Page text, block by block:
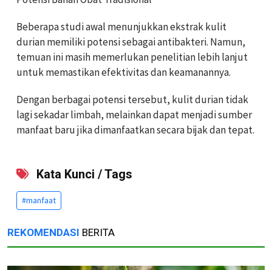
Beberapa studi awal menunjukkan ekstrak kulit
durian memiliki potensi sebagai antibakteri. Namun,
temuan ini masih memerlukan penelitian lebih lanjut
untuk memastikan efektivitas dan keamanannya.
Dengan berbagai potensi tersebut, kulit durian tidak
lagi sekadar limbah, melainkan dapat menjadi sumber
manfaat baru jika dimanfaatkan secara bijak dan tepat.
Kata Kunci / Tags
#manfaat
REKOMENDASI BERITA